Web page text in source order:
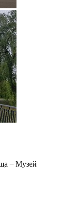
– Музей